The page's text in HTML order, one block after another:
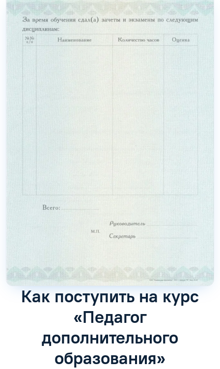
Как поступить на курс
«Педагог
дополнительного
образования»